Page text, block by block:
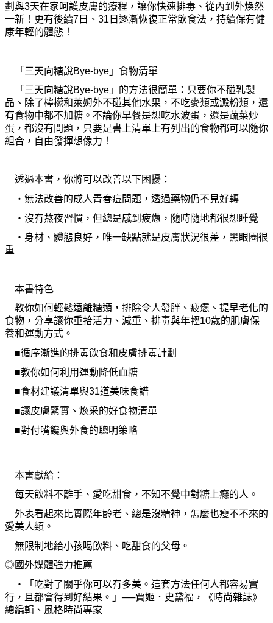
劃與3天在家呵護皮膚的療程，讓你快速排毒、從內到外煥然
一新！更有後續7日、31日逐漸恢復正常飲食法，持續保有健
康年輕的體態！
「三天向糖說Bye-bye」食物清單
「三天向糖說Bye-bye」的方法很簡單：只要你不碰乳製
品、除了檸檬和萊姆外不碰其他水果，不吃麥類或澱粉類，還
有食物中都不加糖。不論你早餐是想吃水波蛋，還是蔬菜炒
蛋，都沒有問題，只要是書上清單上有列出的食物都可以隨你
組合，自由發揮想像力！
透過本書， 你將可以改善以下困擾：
‧ 無法改善的成人青春痘問題，透過藥物仍不見好轉
‧ 沒有熬夜習慣，但總是感到疲憊，隨時隨地都很想睡覺
‧ 身材、體態良好，唯一缺點就是皮膚狀況很差，黑眼圈很
重
本書特色
教你如何輕鬆遠離糖類，排除令人發胖、疲憊、提早老化的
食物，分享讓你重拾活力、減重、排毒與年輕10歲的肌膚保
養和運動方式。
■循序漸進的排毒飲食和皮膚排毒計劃
■教你如何利用運動降低血糖
■食材建議清單與31道美味食譜
■讓皮膚緊實、煥采的好食物清單
■對付嘴饞與外食的聰明策略
本書獻給：
每天飲料不離手、愛吃甜食，不知不覺中對糖上癮的人。
外表看起來比實際年齡老、總是沒精神， 怎麼也瘦不不來的
愛美人類。
無限制地給小孩喝飲料、吃甜食的父母。
◎國外媒體強力推薦
‧
「吃對了關乎你可以有多美。這套方法任何人都容易實
行，且都會得到好結果。」──賈姬．史黛福，《時尚雜誌》
總編輯、風格時尚專家